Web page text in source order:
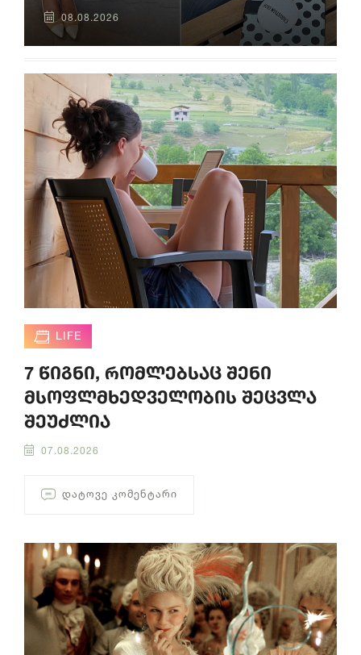
08.08.2026
LIFE
7 წიგნი, რომლებსაც შენი
მსოფლმხედველობის შეცვლა
შეუძლია
07.08.2026
ᲓᲐᲢᲝᲕᲔ ᲙᲝᲛᲔᲜᲢᲐᲠᲘ